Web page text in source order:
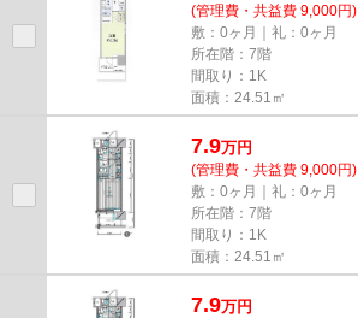
(管理費・共益費 9,000円)
敷：0ヶ月｜礼：0ヶ月
所在階：7階
間取り：1K
面積：24.51㎡
7.9万円
(管理費・共益費 9,000円)
敷：0ヶ月｜礼：0ヶ月
所在階：7階
間取り：1K
面積：24.51㎡
7.9万円